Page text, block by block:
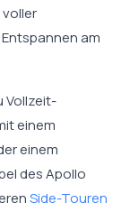
am
Vollzeit-
einem
einem
des Apollo
Side-Touren